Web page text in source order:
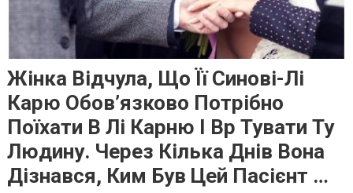
Жінка Відчула, Що Її Синові-Лі
Карю Обов’язково Потрібно
Поїхати В Лі Карню І Вр Тувати Ту
Людину. Через Кілька Днів Вона
Дізнався, Ким Був Цей Паciєнт …